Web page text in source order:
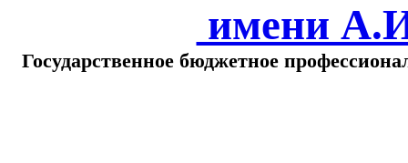
имени
Государственное бюджетное